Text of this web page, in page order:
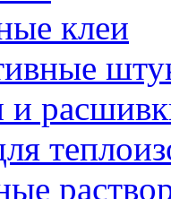
клеи
и